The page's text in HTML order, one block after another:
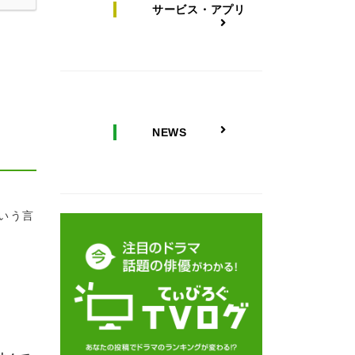
う言
サービス・アプリ
NEWS